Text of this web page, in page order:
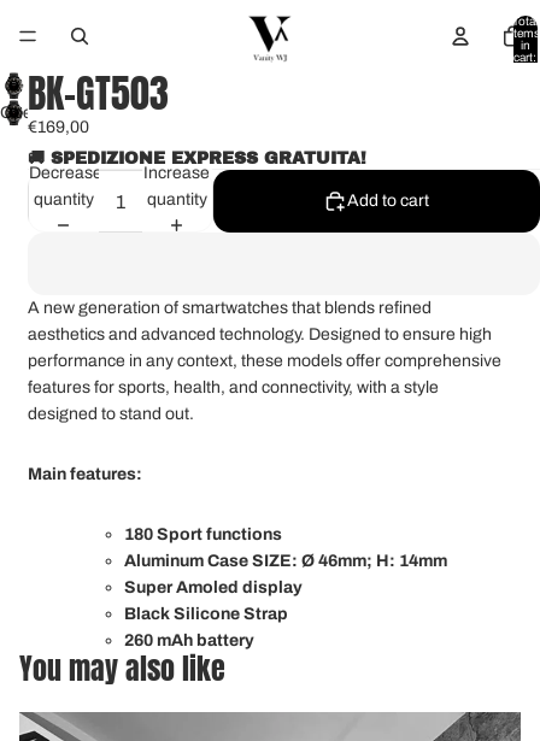
Total
items
in
cart:
Open
image
screen
BK-GT503
€169,00
🚚 SPEDIZIONE EXPRESS GRATUITA!
Decrease
quantity
Increase
quantity
Add to cart
A new generation of smartwatches that blends refined
aesthetics and advanced technology. Designed to ensure high
performance in any context, these models offer comprehensive
features for sports, health, and connectivity, with a style
designed to stand out.
Main features:
180 Sport functions
Aluminum Case SIZE: Ø 46mm; H: 14mm
Super Amoled display
Black Silicone Strap
260 mAh battery
You may also like